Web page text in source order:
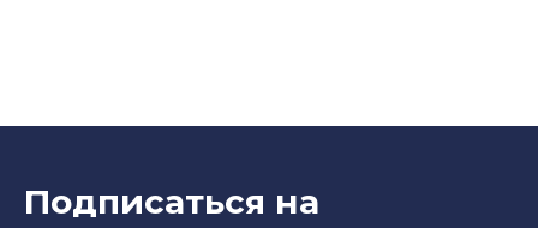
Подписаться на